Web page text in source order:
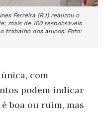
Ferreira (RJ) realizou o
mais de 100 responsáveis
trabalho dos alunos. Foto:
com
podem indicar
boa ou ruim, mas